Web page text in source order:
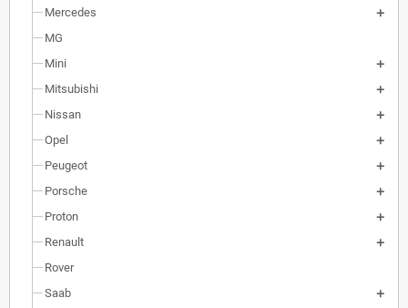
Mercedes
MG
Mini
Mitsubishi
Nissan
Opel
Peugeot
Porsche
Proton
Renault
Rover
Saab